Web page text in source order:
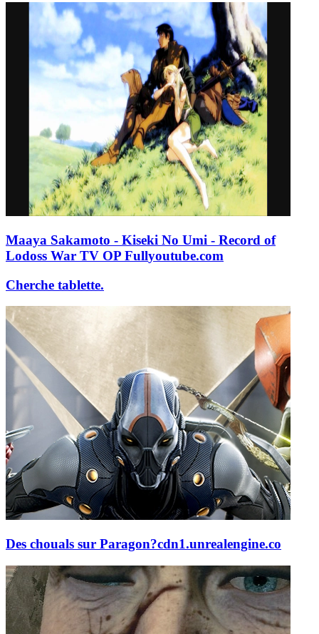
Maaya Sakamoto - Kiseki No Umi - Record of
Lodoss War TV OP Fullyoutube.com
Cherche tablette.
Des chouals sur Paragon?cdn1.unrealengine.co